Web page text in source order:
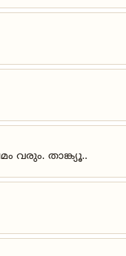
വരും. താങ്ക്യൂ..